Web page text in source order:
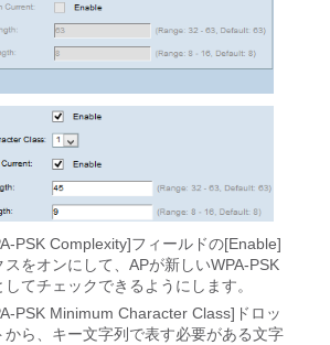
PSK Complexity]フィールドの[Enable]
をオンにして、APが新しいWPA-PSK
てチェックできるようにします。
PSK Minimum Character Class]ドロッ
から、キー文字列で表す必要がある文字